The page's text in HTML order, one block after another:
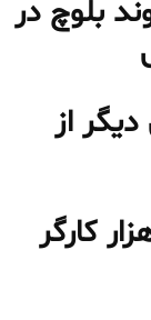
بلوچ در
از
شدن بیمه حدود ۵۰۰ هزار کارگر